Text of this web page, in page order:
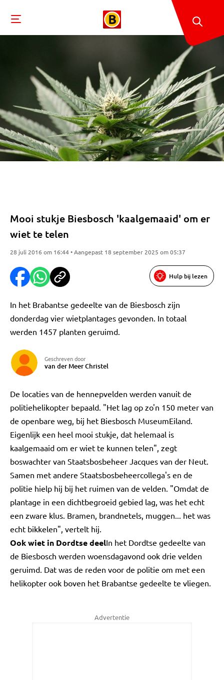
Mooi stukje Biesbosch 'kaalgemaaid' om er
wiet te telen
28 juli 2016 om 16:44 • Aangepast 18 september 2025 om 05:37
Hulp bij lezen
In het Brabantse gedeelte van de Biesbosch zijn
donderdag vier wietplantages gevonden. In totaal
werden 1457 planten geruimd.
Geschreven door
van der Meer Christel
De locaties van de hennepvelden werden vanuit de
politiehelikopter bepaald. "Het lag op zo'n 150 meter van
de openbare weg, bij het Biesbosch MuseumEiland.
Eigenlijk een heel mooi stukje, dat helemaal is
kaalgemaaid om er wiet te kunnen telen", zegt
boswachter van Staatsbosbeheer Jacques van der Neut.
Samen met andere Staatsbosbeheercollega's en de
politie hielp hij bij het ruimen van de velden. "Omdat de
plantage in een dichtbegroeid gebied lag, was het echt
een zware klus. Bramen, brandnetels, muggen... het was
echt bikkelen", vertelt hij.
Ook wiet in Dordtse deelIn het Dordtse gedeelte van
de Biesbosch werden woensdagavond ook drie velden
geruimd. Dat was de reden voor de politie om met een
helikopter ook boven het Brabantse gedeelte te vliegen.
Advertentie